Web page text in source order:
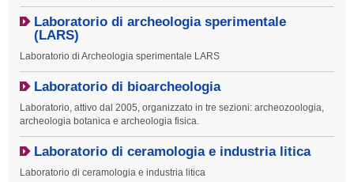
Laboratorio di archeologia sperimentale
(LARS)
Laboratorio di Archeologia sperimentale LARS
Laboratorio di bioarcheologia
Laboratorio, attivo dal 2005, organizzato in tre sezioni: archeozoologia,
archeologia botanica e archeologia fisica.
Laboratorio di ceramologia e industria litica
Laboratorio di ceramologia e industria litica